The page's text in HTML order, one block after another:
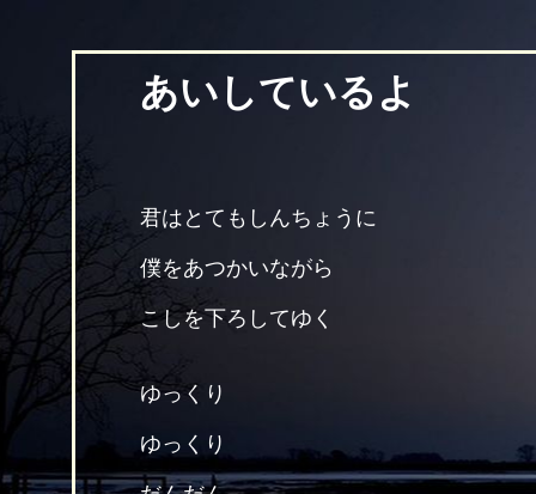
あいしているよ
君はとてもしんちょうに
僕をあつかいながら
こしを下ろしてゆく
ゆっくり
ゆっくり